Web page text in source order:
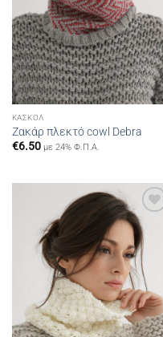
ΚΑΣΚΌΛ
Ζακάρ πλεκτό cowl Debra
€6.50 με 24% Φ.Π.Α.
Add to
wishlist